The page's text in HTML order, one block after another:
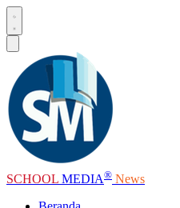
SCHOOL MEDIA® News